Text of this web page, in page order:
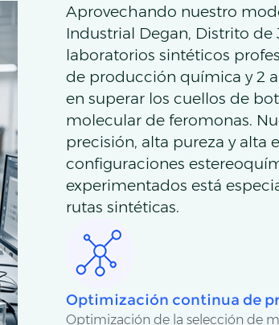
Aprovechando nuestro
Industrial Degan, Distrito
laboratorios sintéticos
de producción química y 2
en superar los cuellos de
molecular de feromonas.
precisión, alta pureza y alta
configuraciones
experimentados está
rutas sintéticas.
Optimización continua de
Optimización de la selección de